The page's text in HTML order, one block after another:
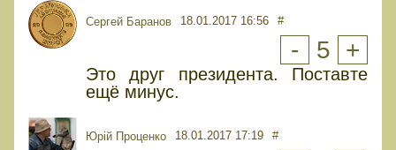
Сергей Баранов 18.01.2017 16:56 #
- 5 +
Это друг президента. Поставте
ещё минус.
Юрiй Проценко 18.01.2017 17:19 #